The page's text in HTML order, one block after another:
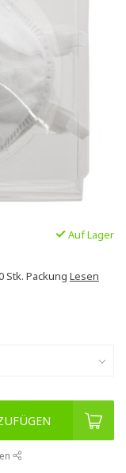
Auf Lager
Stk. Packung Lesen